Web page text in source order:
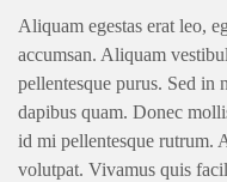
Aliquam egestas erat leo,
accumsan. Aliquam
pellentesque purus. Sed in
dapibus quam. Donec
id mi pellentesque rutrum.
volutpat. Vivamus quis